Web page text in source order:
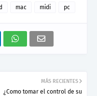
mac midi pc
MÁS RECIENTES
¿Como tomar el control de su